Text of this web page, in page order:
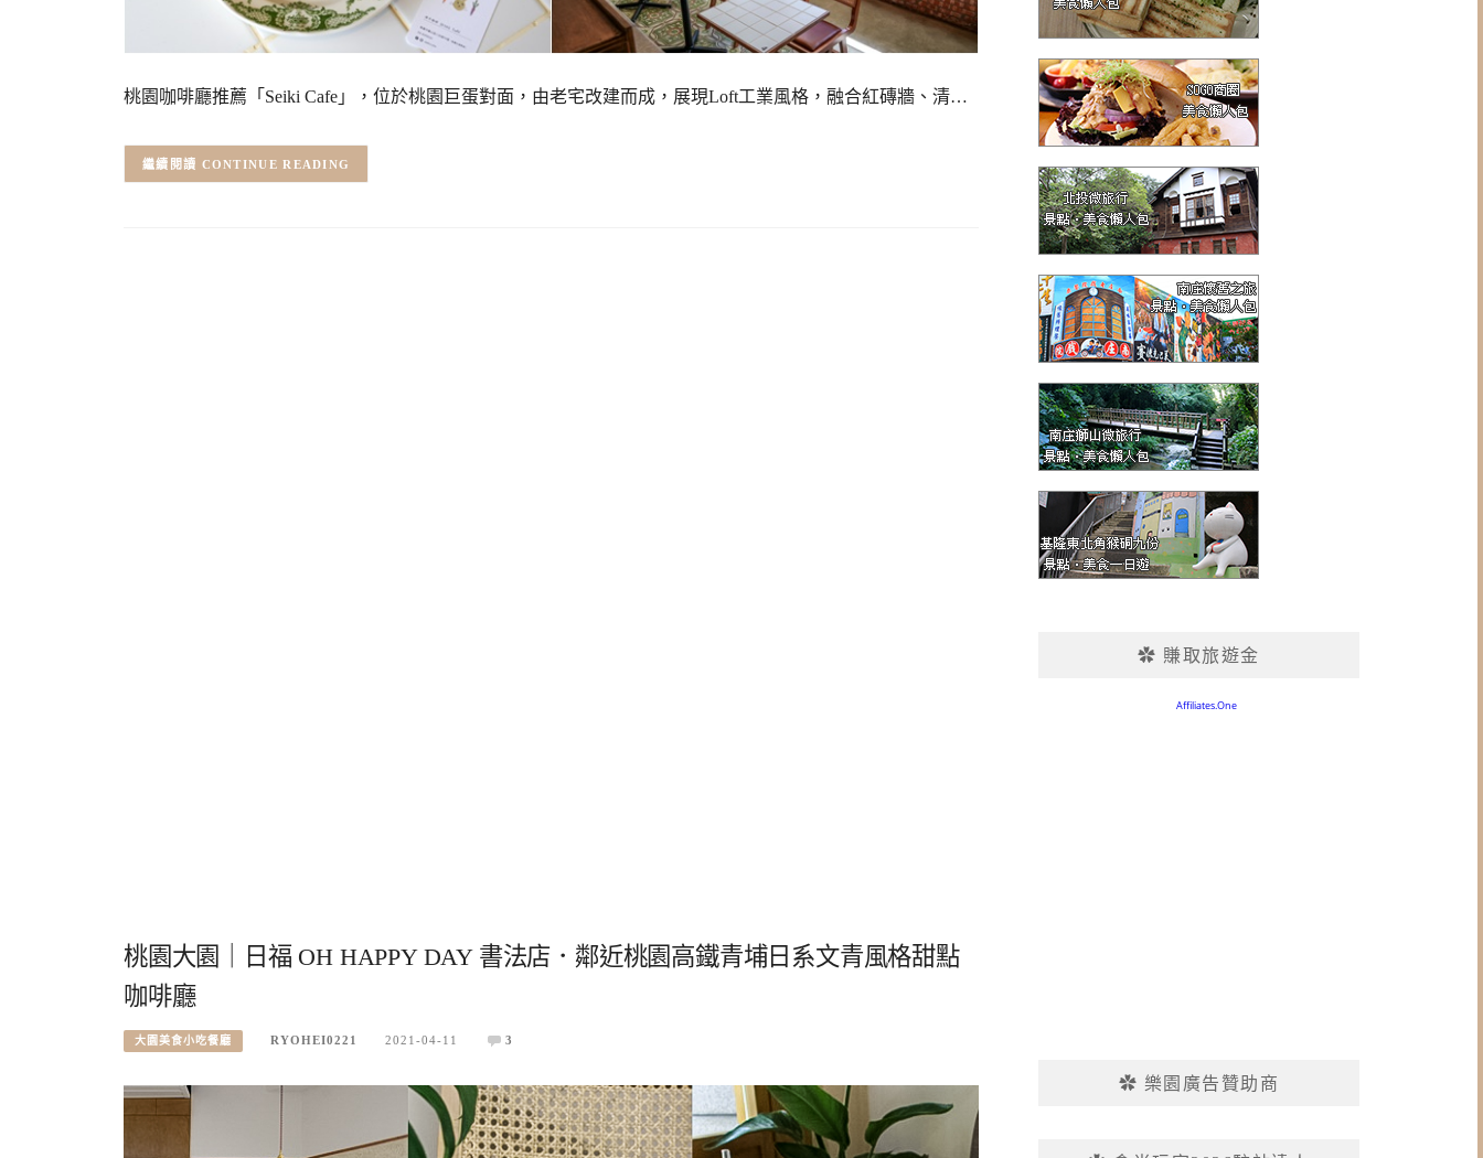
桃園咖啡廳推薦「Seiki Cafe」，位於桃園巨蛋對面，由老宅改建而成，展現Loft工業風格，融合紅磚牆、清…
CONTINUE READING
桃園大園｜日福 OH HAPPY DAY 書法店．鄰近桃園高鐵青埔日系文青風格甜點
咖啡廳
大園美食小吃餐廳 RYOHEI0221 2021-04-11 3
✿ 賺取旅遊金
✿ 樂園廣告贊助商